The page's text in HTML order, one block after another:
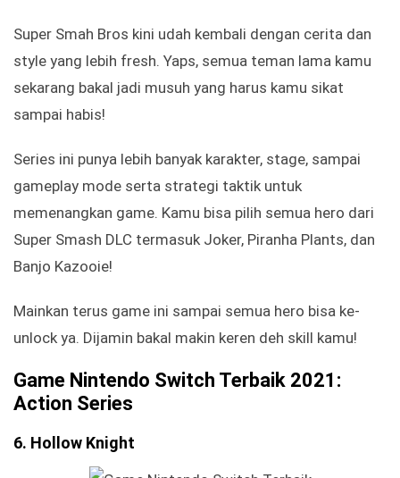
Super Smah Bros kini udah kembali dengan cerita dan
style yang lebih fresh. Yaps, semua teman lama kamu
sekarang bakal jadi musuh yang harus kamu sikat
sampai habis!
Series ini punya lebih banyak karakter, stage, sampai
gameplay mode serta strategi taktik untuk
memenangkan game. Kamu bisa pilih semua hero dari
Super Smash DLC termasuk Joker, Piranha Plants, dan
Banjo Kazooie!
Mainkan terus game ini sampai semua hero bisa ke-
unlock ya. Dijamin bakal makin keren deh skill kamu!
Game Nintendo Switch Terbaik 2021:
Action Series
6. Hollow Knight